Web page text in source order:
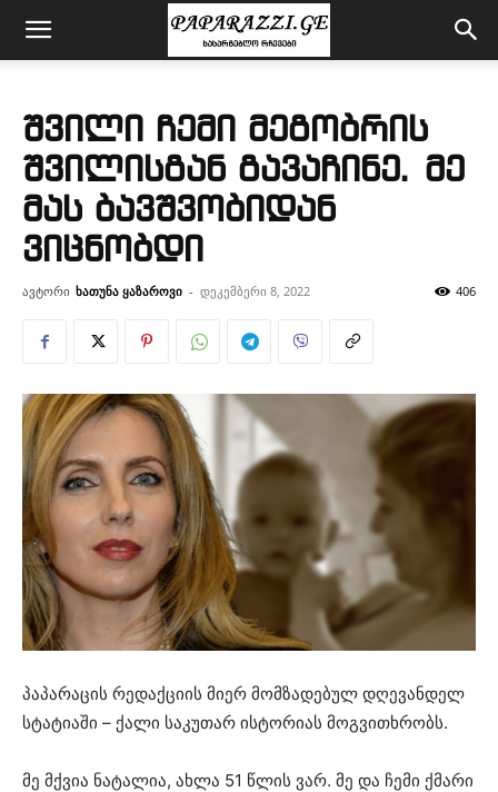
შვილი ჩემი მეგობრის
შვილისგან გავაჩინე. მე
მას ბავშვობიდან
ვიცნობდი
ავტორი ხათუნა ყაზაროვი - დეკემბერი 8, 2022 406
პაპარაცის რედაქციის მიერ მომზადებულ დღევანდელ
სტატიაში – ქალი საკუთარ ისტორიას მოგვითხრობს.
მე მქვია ნატალია, ახლა 51 წლის ვარ. მე და ჩემი ქმარი